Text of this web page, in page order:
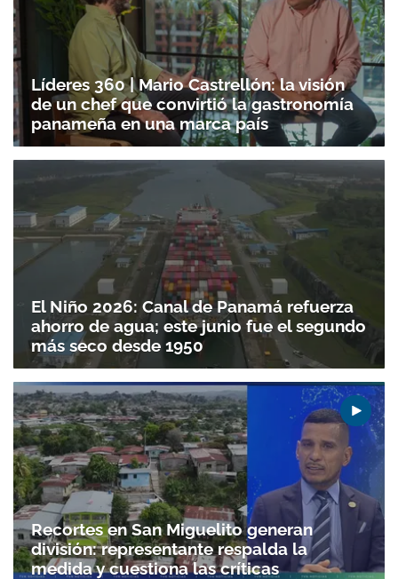
Líderes 360 | Mario Castrellón: la visión
de un chef que convirtió la gastronomía
panameña en una marca país
El Niño 2026: Canal de Panamá refuerza
ahorro de agua; este junio fue el segundo
más seco desde 1950
Recortes en San Miguelito generan
división: representante respalda la
medida y cuestiona las críticas